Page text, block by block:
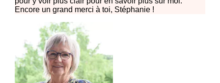
Encore un grand merci à toi, Stéphanie !